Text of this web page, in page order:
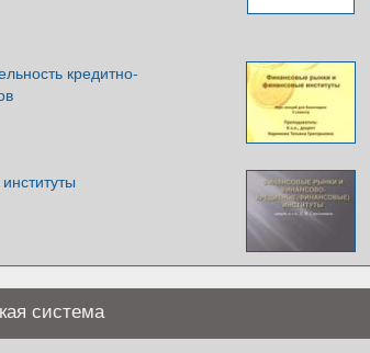
кредитно-
система